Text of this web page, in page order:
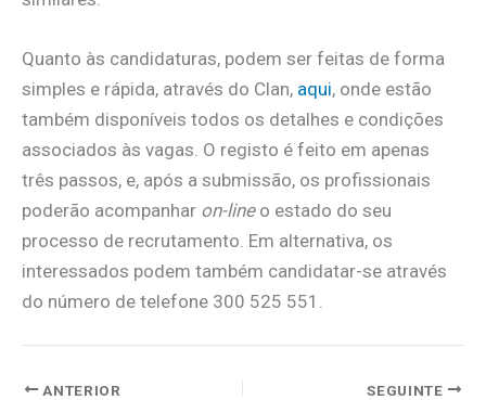
Quanto às candidaturas, podem ser feitas de forma
simples e rápida, através do Clan, aqui, onde estão
também disponíveis todos os detalhes e condições
associados às vagas. O registo é feito em apenas
três passos, e, após a submissão, os profissionais
poderão acompanhar on-lineo estado do seu
processo de recrutamento. Em alternativa, os
interessados podem também candidatar-se através
do número de telefone 300 525 551.
ANTERIOR SEGUINTE